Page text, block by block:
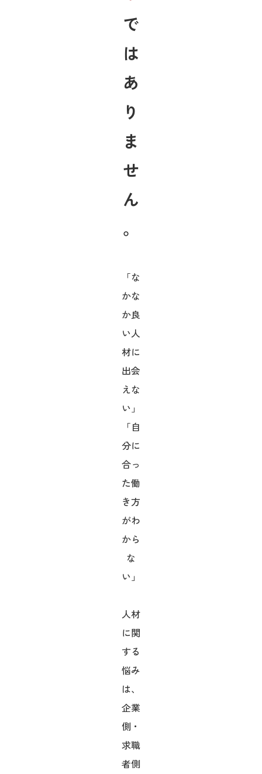
で
は
あ
り
ま
せ
ん
。
「な
かな
か良
い人
材に
出会
えな
い」
「自
分に
合っ
た働
き方
がわ
から
な
い」
人材
に関
する
悩み
は、
企業
側・
求職
者側